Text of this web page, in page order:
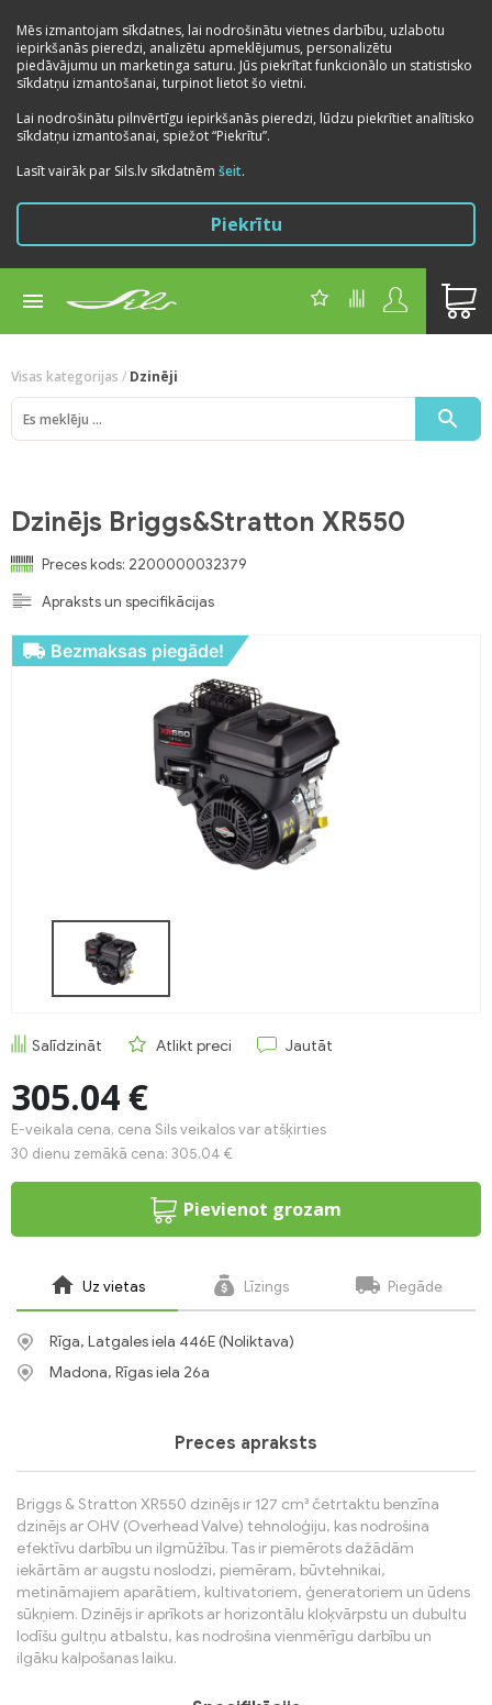
Mēs izmantojam sīkdatnes, lai nodrošinātu vietnes darbību, uzlabotu
iepirkšanās pieredzi, analizētu apmeklējumus, personalizētu
piedāvājumu un marketinga saturu. Jūs piekrītat funkcionālo un statistisko
sīkdatņu izmantošanai, turpinot lietot šo vietni.
Lai nodrošinātu pilnvērtīgu iepirkšanās pieredzi, lūdzu piekrītiet analītisko
sīkdatņu izmantošanai, spiežot “Piekrītu”.
Lasīt vairāk par Sils.lv sīkdatnēm šeit.
Piekrītu
Visas kategorijas / Dzinēji
Dzinējs Briggs&Stratton XR550
Preces kods: 2200000032379
Apraksts un specifikācijas
Bezmaksas piegāde!
Salīdzināt Atlikt preci Jautāt
305.04 €
E-veikala cena, cena Sils veikalos var atšķirties
30 dienu zemākā cena: 305.04 €
Pievienot grozam
Uz vietas Līzings Piegāde
Rīga, Latgales iela 446E (Noliktava)
Madona, Rīgas iela 26a
Preces apraksts
Briggs & Stratton XR550 dzinējs ir 127 cm³ četrtaktu benzīna
dzinējs ar OHV (Overhead Valve) tehnoloģiju, kas nodrošina
efektīvu darbību un ilgmūžību. Tas ir piemērots dažādām
iekārtām ar augstu noslodzi, piemēram, būvtehnikai,
metināmajiem aparātiem, kultivatoriem, ģeneratoriem un ūdens
sūkņiem. Dzinējs ir aprīkots ar horizontālu kloķvārpstu un dubultu
lodīšu gultņu atbalstu, kas nodrošina vienmērīgu darbību un
ilgāku kalpošanas laiku.